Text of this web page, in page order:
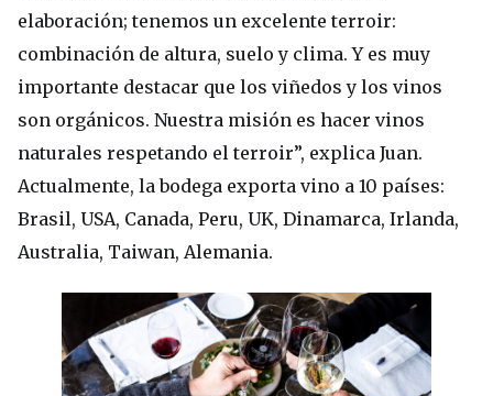
elaboración; tenemos un excelente terroir:
combinación de altura, suelo y clima. Y es muy
importante destacar que los viñedos y los vinos
son orgánicos. Nuestra misión es hacer vinos
naturales respetando el terroir”, explica Juan.
Actualmente, la bodega exporta vino a 10 países:
Brasil, USA, Canada, Peru, UK, Dinamarca, Irlanda,
Australia, Taiwan, Alemania.